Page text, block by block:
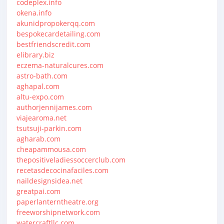
codeplex.info
okena.info
akunidpropokerqq.com
bespokecardetailing.com
bestfriendscredit.com
elibrary.biz
eczema-naturalcures.com
astro-bath.com
aghapal.com
altu-expo.com
authorjennijames.com
viajearoma.net
tsutsuji-parkin.com
agharab.com
cheapammousa.com
thepositiveladiessoccerclub.com
recetasdecocinafaciles.com
naildesignsidea.net
greatpai.com
paperlanterntheatre.org
freeworshipnetwork.com